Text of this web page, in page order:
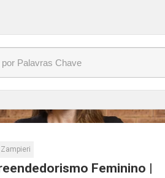
Feminino |